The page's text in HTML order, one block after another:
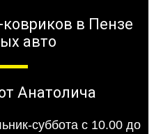
в Пензе
авто
Анатолича
суббота с 10.00 до